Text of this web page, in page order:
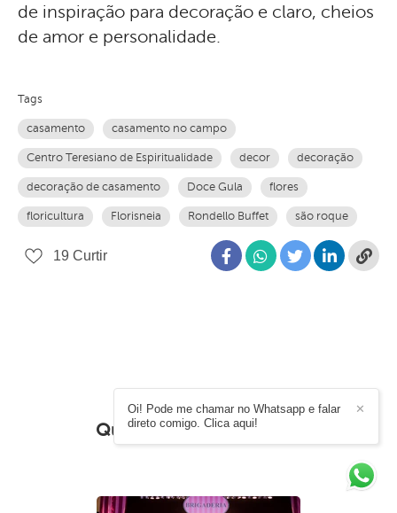
de inspiração para decoração e claro, cheios
de amor e personalidade.
Tags
casamento casamento no campo
Centro Teresiano de Espiritualidade decor decoração
decoração de casamento Doce Gula flores
floricultura Florisneia Rondello Buffet são roque
19 Curtir
Quem viu também curtiu
✕
Oi! Pode me chamar no Whatsapp e falar
direto comigo. Clica aqui!